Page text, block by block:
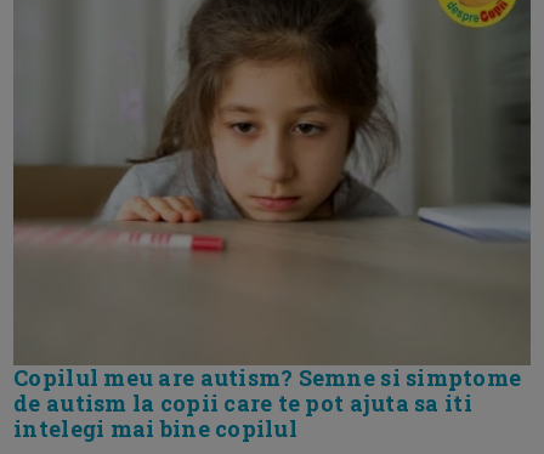
Copilul meu are autism? Semne si simptome
de autism la copii care te pot ajuta sa iti
intelegi mai bine copilul